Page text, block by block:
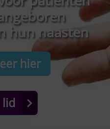
hun naasten
hier